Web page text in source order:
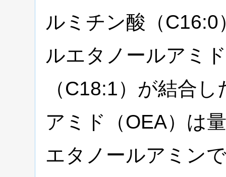
ルミチン酸（
ルエタノールアミ
（C18:1）が結合
アミド（OEA）は
エタノールアミン